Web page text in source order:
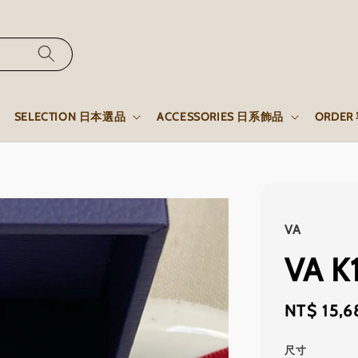
SELECTION 日本選品 ACCESSORIES 日系飾品
VA
VA
Regular
NT$
尺寸